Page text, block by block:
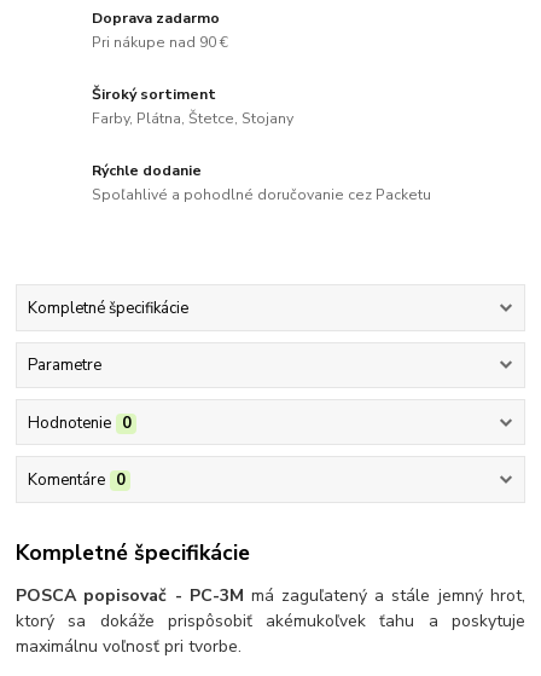
Doprava zadarmo
Pri nákupe nad 90 €
Široký sortiment
Farby, Plátna, Štetce, Stojany
Rýchle dodanie
Spoľahlivé a pohodlné doručovanie cez Packetu
Kompletné špecifikácie
Parametre
Hodnotenie 0
Komentáre 0
Kompletné špecifikácie
POSCA popisovač - PC-3M má zaguľatený a stále jemný hrot,
ktorý sa dokáže prispôsobiť akémukoľvek ťahu a poskytuje
maximálnu voľnosť pri tvorbe.